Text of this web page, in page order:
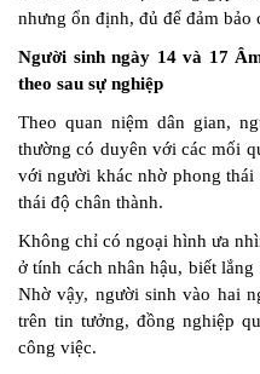
nhưng ổn định, đủ để đảm bảo
Người sinh ngày 14 và 17
theo sau sự nghiệp
Theo quan niệm dân gian,
thường có duyên với các mối
với người khác nhờ phong
thái độ chân thành.
Không chỉ có ngoại hình ưa
ở tính cách nhân hậu, biết
Nhờ vậy, người sinh vào hai
trên tin tưởng, đồng nghiệp
công việc.